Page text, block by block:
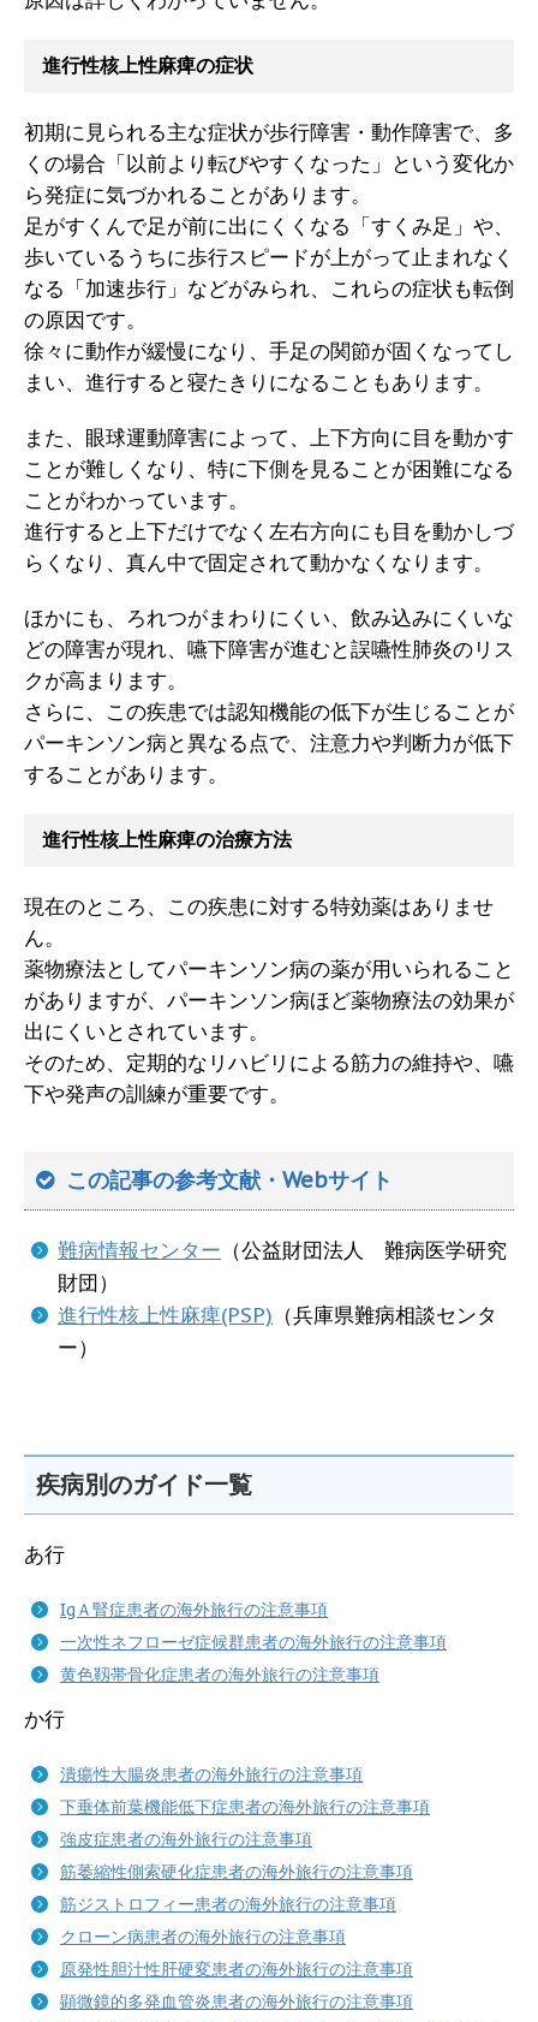
進行性核上性麻痺の症状
初期に見られる主な症状が歩行障害・動作障害で、多
くの場合「以前より転びやすくなった」という変化か
ら発症に気づかれることがあります。
足がすくんで足が前に出にくくなる「すくみ足」や、
歩いているうちに歩行スピードが上がって止まれなく
なる「加速歩行」などがみられ、これらの症状も転倒
の原因です。
徐々に動作が緩慢になり、手足の関節が固くなってし
まい、進行すると寝たきりになることもあります。
また、眼球運動障害によって、上下方向に目を動かす
ことが難しくなり、特に下側を見ることが困難になる
ことがわかっています。
進行すると上下だけでなく左右方向にも目を動かしづ
らくなり、真ん中で固定されて動かなくなります。
ほかにも、ろれつがまわりにくい、飲み込みにくいな
どの障害が現れ、嚥下障害が進むと誤嚥性肺炎のリス
クが高まります。
さらに、この疾患では認知機能の低下が生じることが
パーキンソン病と異なる点で、注意力や判断力が低下
することがあります。
進行性核上性麻痺の治療方法
現在のところ、この疾患に対する特効薬はありませ
ん。
薬物療法としてパーキンソン病の薬が用いられること
がありますが、パーキンソン病ほど薬物療法の効果が
出にくいとされています。
そのため、定期的なリハビリによる筋力の維持や、嚥
下や発声の訓練が重要です。
この記事の参考文献・Webサイト
難病情報センター （公益財団法人 難病医学研究
財団）
進行性核上性麻痺(PSP) （兵庫県難病相談センタ
ー）
疾病別のガイド一覧
あ行
IgＡ腎症患者の海外旅行の注意事項
一次性ネフローゼ症候群患者の海外旅行の注意事項
黄色靱帯骨化症患者の海外旅行の注意事項
か行
潰瘍性大腸炎患者の海外旅行の注意事項
下垂体前葉機能低下症患者の海外旅行の注意事項
強皮症患者の海外旅行の注意事項
筋萎縮性側索硬化症患者の海外旅行の注意事項
筋ジストロフィー患者の海外旅行の注意事項
クローン病患者の海外旅行の注意事項
原発性胆汁性肝硬変患者の海外旅行の注意事項
顕微鏡的多発血管炎患者の海外旅行の注意事項